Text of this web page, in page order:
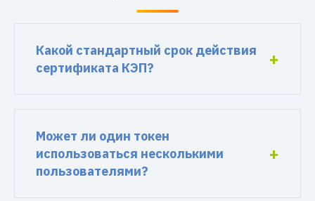
Какой стандартный срок действия
сертификата КЭП?
Может ли один токен
использоваться несколькими
пользователями?